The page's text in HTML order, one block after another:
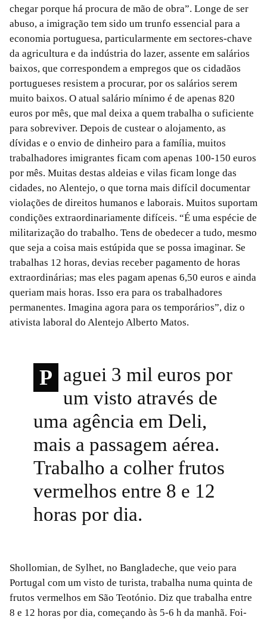
chegar porque há procura de mão de obra”. Longe de ser
abuso, a imigração tem sido um trunfo essencial para a
economia portuguesa, particularmente em sectores-chave
da agricultura e da indústria do lazer, assente em salários
baixos, que correspondem a empregos que os cidadãos
portugueses resistem a procurar, por os salários serem
muito baixos. O atual salário mínimo é de apenas 820
euros por mês, que mal deixa a quem trabalha o suficiente
para sobreviver. Depois de custear o alojamento, as
dívidas e o envio de dinheiro para a família, muitos
trabalhadores imigrantes ficam com apenas 100-150 euros
por mês. Muitas destas aldeias e vilas ficam longe das
cidades, no Alentejo, o que torna mais difícil documentar
violações de direitos humanos e laborais. Muitos suportam
condições extraordinariamente difíceis. “É uma espécie de
militarização do trabalho. Tens de obedecer a tudo, mesmo
que seja a coisa mais estúpida que se possa imaginar. Se
trabalhas 12 horas, devias receber pagamento de horas
extraordinárias; mas eles pagam apenas 6,50 euros e ainda
queriam mais horas. Isso era para os trabalhadores
permanentes. Imagina agora para os temporários”, diz o
ativista laboral do Alentejo Alberto Matos.
P aguei 3 mil euros por
um visto através de
uma agência em Deli,
mais a passagem aérea.
Trabalho a colher frutos
vermelhos entre 8 e 12
horas por dia.
Shollomian, de Sylhet, no Bangladeche, que veio para
Portugal com um visto de turista, trabalha numa quinta de
frutos vermelhos em São Teotónio. Diz que trabalha entre
8 e 12 horas por dia, começando às 5-6 h da manhã. Foi-